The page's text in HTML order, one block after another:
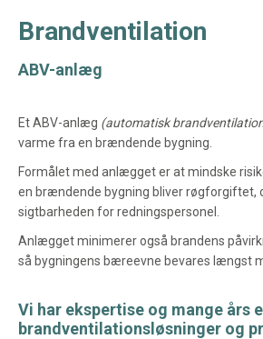
Brandventilation
ABV-anlæg
Et ABV-anlæg (automatisk
varme fra en brændende bygning.
Formålet med anlægget er at mindske
en brændende bygning bliver røgforgiftet,
sigtbarheden for redningspersonel.
Anlægget minimerer også brandens
så bygningens bæreevne bevares længst
Vi har ekspertise og mange års
brandventilationsløsninger og